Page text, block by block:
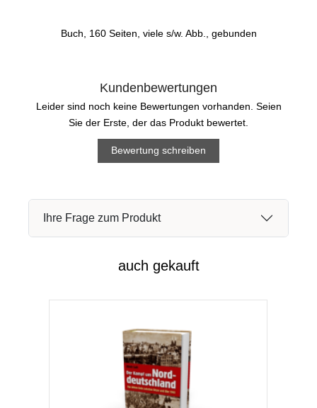
Buch, 160 Seiten, viele s/w. Abb., gebunden
Kundenbewertungen
Leider sind noch keine Bewertungen vorhanden. Seien
Sie der Erste, der das Produkt bewertet.
Bewertung schreiben
Ihre Frage zum Produkt
auch gekauft